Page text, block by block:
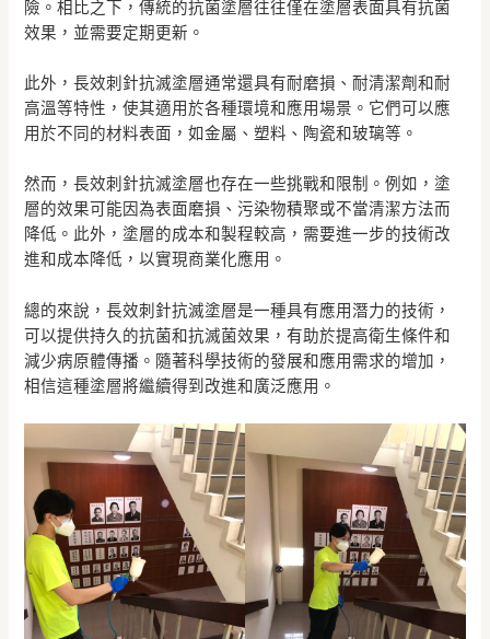
險。相比之下，傳統的抗菌塗層往往僅在塗層表面具有抗菌
效果，並需要定期更新。
此外，長效刺針抗滅塗層通常還具有耐磨損、耐清潔劑和耐
高溫等特性，使其適用於各種環境和應用場景。它們可以應
用於不同的材料表面，如金屬、塑料、陶瓷和玻璃等。
然而，長效刺針抗滅塗層也存在一些挑戰和限制。例如，塗
層的效果可能因為表面磨損、污染物積聚或不當清潔方法而
降低。此外，塗層的成本和製程較高，需要進一步的技術改
進和成本降低，以實現商業化應用。
總的來說，長效刺針抗滅塗層是一種具有應用潛力的技術，
可以提供持久的抗菌和抗滅菌效果，有助於提高衛生條件和
減少病原體傳播。隨著科學技術的發展和應用需求的增加，
相信這種塗層將繼續得到改進和廣泛應用。